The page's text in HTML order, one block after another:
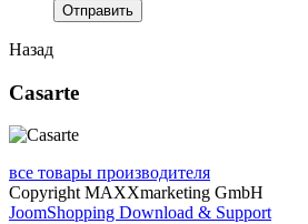
Назад
Casarte
все товары производителя
Copyright MAXXmarketing GmbH
JoomShopping Download & Support